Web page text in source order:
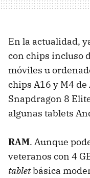
En la actualidad,
con chips incluso
móviles u
chips A16 y M4
Snapdragon 8
algunas tablets
RAM. Aunque
veteranos con 4
tabletbásica